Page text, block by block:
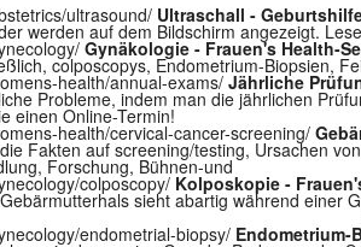
ultrasound/ Ultraschall -
werden auf dem Bildschirm angezeigt.
Gynäkologie - Frauen's Health-
colposcopys, Endometrium-Biopsien,
health/annual-exams/ Jährliche
Probleme, indem man die jährlichen
einen Online-Termin!
health/cervical-cancer-screening/
Fakten auf screening/testing, Ursachen
Forschung, Bühnen-und
colposcopy/ Kolposkopie -
sieht abartig während einer
endometrial-biopsy/ Endometrium-